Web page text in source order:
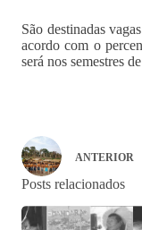
São destinadas
acordo com o
será nos semestres
ANTERIOR
Posts relacionados